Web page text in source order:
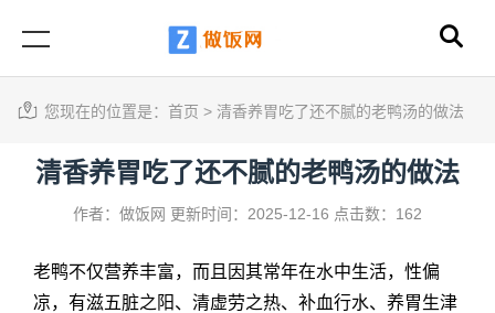
您现在的位置是： 首页 > 清香养胃吃了还不腻的老鸭汤的做法
清香养胃吃了还不腻的老鸭汤的做法
作者：做饭网 更新时间：2025-12-16 点击数：162
老鸭不仅营养丰富，而且因其常年在水中生活，性偏
凉，有滋五脏之阳、清虚劳之热、补血行水、养胃生津